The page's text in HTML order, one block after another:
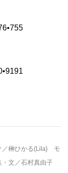
榊ひかる(Lila) モ
・文／石村真由子